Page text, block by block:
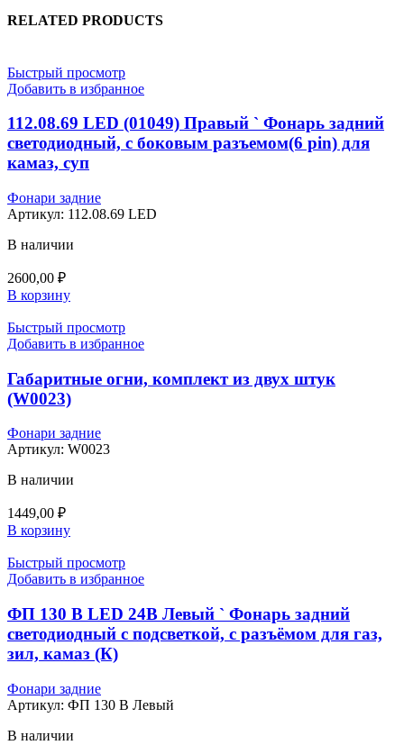
RELATED PRODUCTS
Быстрый просмотр
Добавить в избранное
112.08.69 LED (01049) Правый ` Фонарь задний
светодиодный, с боковым разъемом(6 pin) для
камаз, суп
Фонари задние
Артикул: 112.08.69 LED
В наличии
2600,00 ₽
В корзину
Быстрый просмотр
Добавить в избранное
Габаритные огни, комплект из двух штук
(W0023)
Фонари задние
Артикул: W0023
В наличии
1449,00 ₽
В корзину
Быстрый просмотр
Добавить в избранное
ФП 130 В LED 24В Левый ` Фонарь задний
светодиодный с подсветкой, с разъёмом для газ,
зил, камаз (К)
Фонари задние
Артикул: ФП 130 В Левый
В наличии